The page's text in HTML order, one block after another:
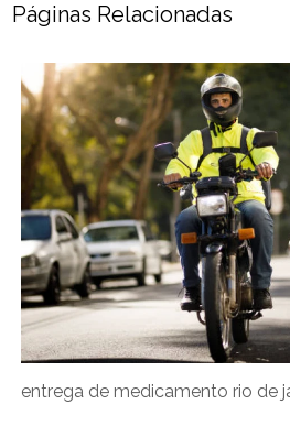
Páginas Relacionadas
entrega de medicamento rio de